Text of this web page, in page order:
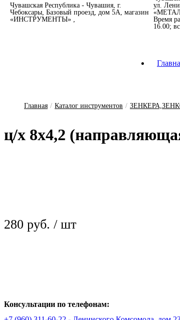
Чувашская Республика - Чувашия, г.
Чебоксары, Базовый проезд, дом 5А, магазин
«ИНСТРУМЕНТЫ»
ул.
Время
16.00;
Главная / Каталог инструментов /
ц/х 8х4,2
280 руб. / шт
Консультации по телефонам: